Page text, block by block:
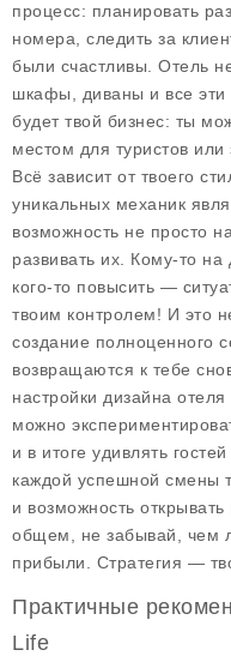
процесс: планировать
номера, следить за
были счастливы. Отель
шкафы, диваны и все
будет твой бизнес: ты
местом для туристов или
Всё зависит от твоего
уникальных механик
возможность не просто
развивать их. Кому-то на
кого-то повысить —
твоим контролем! И это
создание полноценного
возвращаются к тебе
настройки дизайна
можно
и в итоге удивлять
каждой успешной смены
и возможность
общем, не забывай, чем
прибыли. Стратегия —
Практичные
Life